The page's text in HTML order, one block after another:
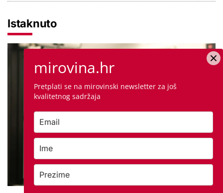
Istaknuto
mirovina.hr
Pretplati se na mirovinski newsletter za još
kvalitetnog sadržaja